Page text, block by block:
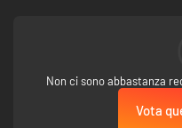
Non ci sono abbastanza
Vota